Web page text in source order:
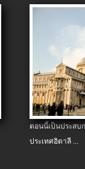
ตอนนี้เป็นประส
ประเทศอิตาลี ...